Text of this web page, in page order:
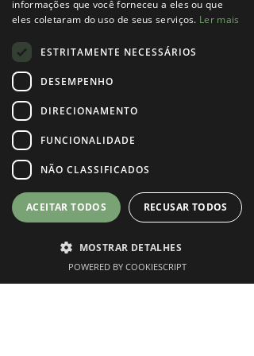
Perfil
Data de entrada: 7 de jun. de 2022
Ainda não há nada para
mostrar
Quando esse membro adicionar informações
sobre si mesmo, você as verá aqui.
Instagram Marcar Consulta
informações que você forneceu a eles ou que
eles coletaram do uso de seus serviços. Ler mais
ESTRITAMENTE NECESSÁRIOS
DESEMPENHO
DIRECIONAMENTO
FUNCIONALIDADE
NÃO CLASSIFICADOS
ACEITAR TODOS RECUSAR TODOS
MOSTRAR DETALHES
POWERED BY COOKIESCRIPT